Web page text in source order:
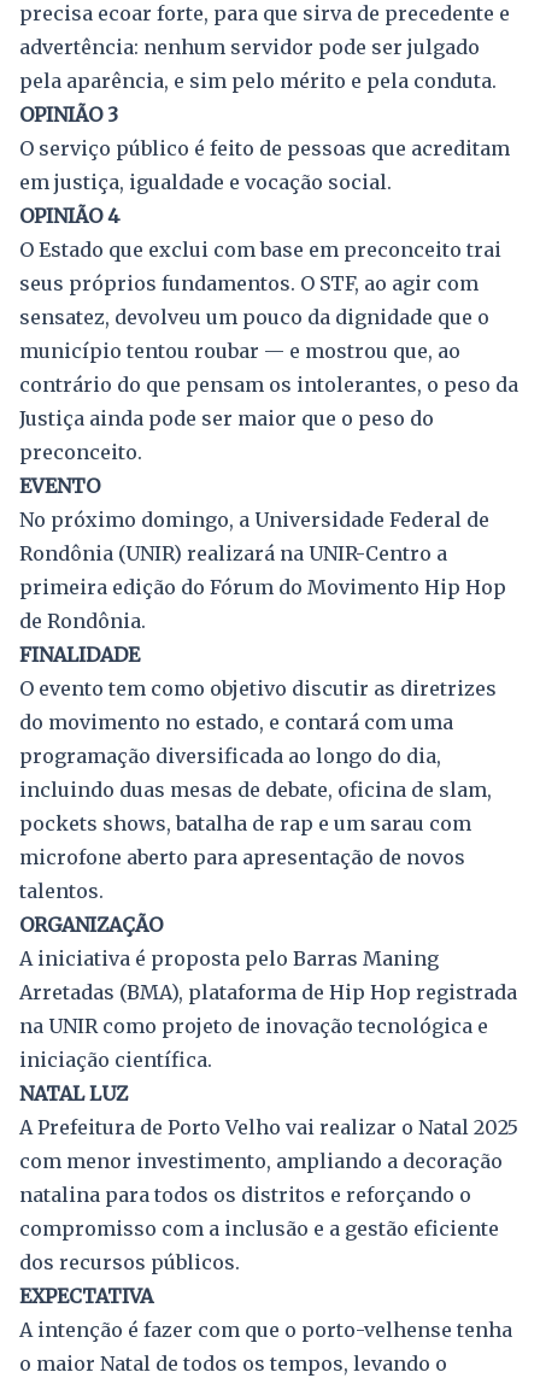
precisa ecoar forte, para que sirva de precedente e
advertência: nenhum servidor pode ser julgado
pela aparência, e sim pelo mérito e pela conduta.
OPINIÃO 3
O serviço público é feito de pessoas que acreditam
em justiça, igualdade e vocação social.
OPINIÃO 4
O Estado que exclui com base em preconceito trai
seus próprios fundamentos. O STF, ao agir com
sensatez, devolveu um pouco da dignidade que o
município tentou roubar — e mostrou que, ao
contrário do que pensam os intolerantes, o peso da
Justiça ainda pode ser maior que o peso do
preconceito.
EVENTO
No próximo domingo, a Universidade Federal de
Rondônia (UNIR) realizará na UNIR-Centro a
primeira edição do Fórum do Movimento Hip Hop
de Rondônia.
FINALIDADE
O evento tem como objetivo discutir as diretrizes
do movimento no estado, e contará com uma
programação diversificada ao longo do dia,
incluindo duas mesas de debate, oficina de slam,
pockets shows, batalha de rap e um sarau com
microfone aberto para apresentação de novos
talentos.
ORGANIZAÇÃO
A iniciativa é proposta pelo Barras Maning
Arretadas (BMA), plataforma de Hip Hop registrada
na UNIR como projeto de inovação tecnológica e
iniciação científica.
NATAL LUZ
A Prefeitura de Porto Velho vai realizar o Natal 2025
com menor investimento, ampliando a decoração
natalina para todos os distritos e reforçando o
compromisso com a inclusão e a gestão eficiente
dos recursos públicos.
EXPECTATIVA
A intenção é fazer com que o porto-velhense tenha
o maior Natal de todos os tempos, levando o